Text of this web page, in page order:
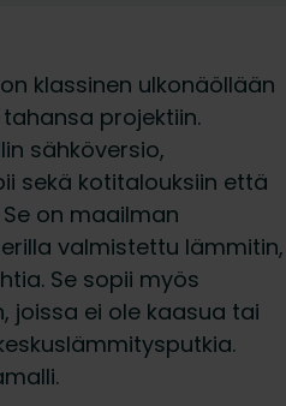
klassinen ulkonäöllään
projektiin.
sähköversio,
sekä kotitalouksiin että
on maailman
valmistettu lämmitin,
Se sopii myös
joissa ei ole kaasua tai